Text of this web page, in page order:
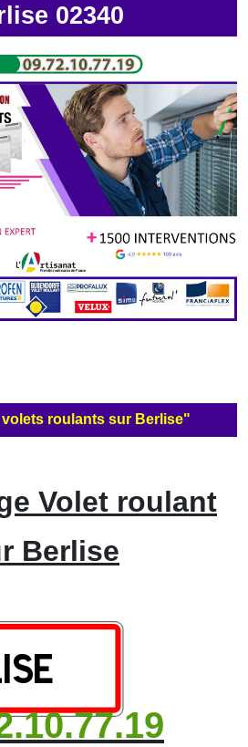
02340
roulants sur Berlise"
Volet roulant
Berlise